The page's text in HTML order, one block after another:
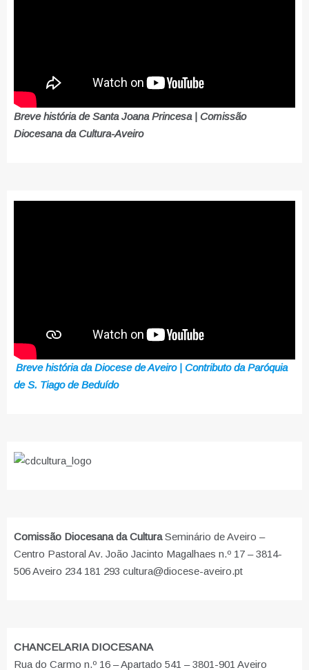
Breve história de Santa Joana Princesa | Comissão
Diocesana da Cultura-Aveiro
Breve história da Diocese de Aveiro | Contributo da Paróquia
de S. Tiago de Beduído
Comissão Diocesana da CulturaSeminário de Aveiro –
Centro Pastoral Av. João Jacinto Magalhaes n.º 17 – 3814-
506 Aveiro 234 181 293 cultura@diocese-aveiro.pt
CHANCELARIA DIOCESANA
Rua do Carmo n.º 16 – Apartado 541 – 3801-901 Aveiro